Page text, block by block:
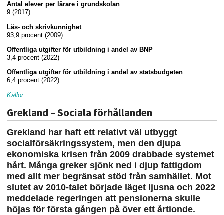
Antal elever per lärare i grundskolan
9 (2017)
Läs- och skrivkunnighet
93,9 procent (2009)
Offentliga utgifter för utbildning i andel av BNP
3,4 procent (2022)
Offentliga utgifter för utbildning i andel av statsbudgeten
6,4 procent (2022)
Källor
Grekland – Sociala förhållanden
Grekland har haft ett relativt väl utbyggt
socialförsäkringssystem, men den djupa
ekonomiska krisen från 2009 drabbade systemet
hårt. Många greker sjönk ned i djup fattigdom
med allt mer begränsat stöd från samhället. Mot
slutet av 2010-talet började läget ljusna och 2022
meddelade regeringen att pensionerna skulle
höjas för första gången på över ett årtionde.